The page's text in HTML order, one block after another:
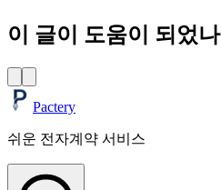
이 글이 도움이 되었
Pactery
쉬운 전자계약 서비스